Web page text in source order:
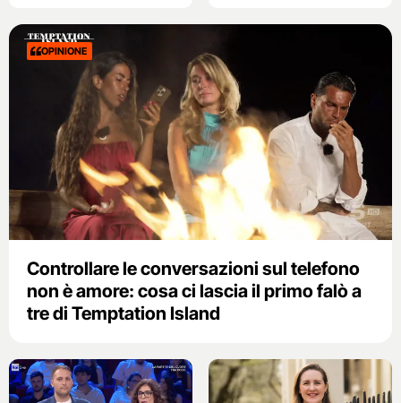
OPINIONE
Controllare le conversazioni sul telefono
non è amore: cosa ci lascia il primo falò a
tre di Temptation Island